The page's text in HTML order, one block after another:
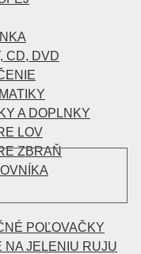
CD, DVD
A DOPLNKY
LOV
ZBRAŇ
POĽOVAČKY
NA JELENIU RUJU